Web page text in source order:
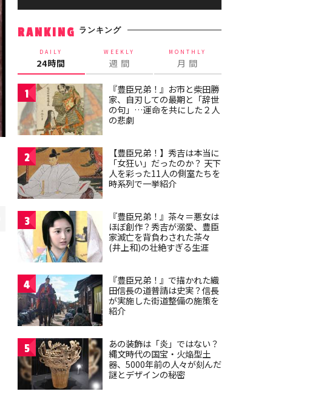
RANKING ランキング
DAILY
24時間
WEEKLY
週 間
MONTHLY
月 間
1
『豊臣兄弟！』お市と柴田勝
家、自刃しての最期と「辞世
の句」…運命を共にした２人
の悲劇
2
【豊臣兄弟！】秀吉は本当に
「女狂い」だったのか？ 天下
人を彩った11人の側室たちを
時系列で一挙紹介
3
『豊臣兄弟！』茶々＝悪女は
ほぼ創作？秀吉が溺愛、豊臣
家滅亡を背負わされた茶々
(井上和)の壮絶すぎる生涯
4
『豊臣兄弟！』で描かれた織
田信長の道普請は史実？信長
が実施した街道整備の施策を
紹介
5
あの装飾は「炎」ではない？
縄文時代の国宝・火焔型土
器、5000年前の人々が刻んだ
謎とデザインの秘密